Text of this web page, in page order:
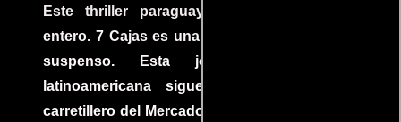
Este thriller paraguayo cautivó al mundo
entero. 7 Cajas es una explosión de acción y
suspenso. Esta joya cinematográfica
latinoamericana sigue la historia de un
carretillero del Mercado 4 de Asunción que se